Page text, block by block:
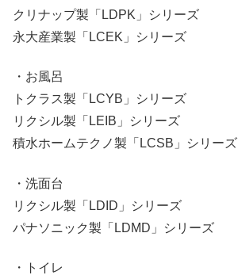
クリナップ製「LDPK」シリーズ
永大産業製「LCEK」シリーズ
・お風呂
トクラス製「LCYB」シリーズ
リクシル製「LEIB」シリーズ
積水ホームテクノ製「LCSB」シリーズ
・洗面台
リクシル製「LDID」シリーズ
パナソニック製「LDMD」シリーズ
・トイレ